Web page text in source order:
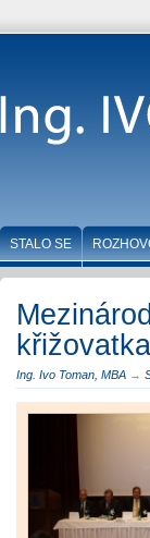
Ing. Ivo Toman, MBA →
STALO SE